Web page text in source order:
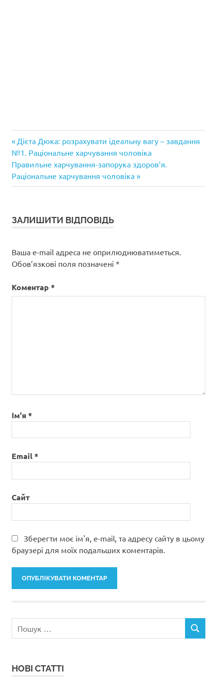
Навігація
записів
Попередній
запис:
Дієта Дюка: розрахувати ідеальну вагу – завдання
№1. Раціональне харчування чоловіка
Наступний
запис:
Правильне харчування-запорука здоров’я.
Раціональне харчування чоловіка
ЗАЛИШИТИ ВІДПОВІДЬ
Ваша e-mail адреса не оприлюднюватиметься.
Обов’язкові поля позначені *
Коментар *
Ім'я*
Email*
Сайт
Зберегти моє ім'я, e-mail, та адресу сайту в цьому
браузері для моїх подальших коментарів.
ПОШУК
НОВІ СТАТТІ